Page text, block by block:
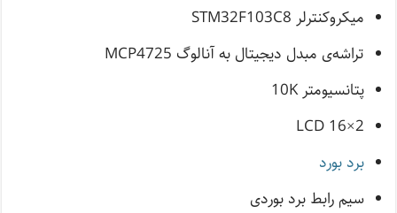
میکروکنترلر STM32F103C8
تراشه‌ی مبدل دیجیتال به آنالوگ MCP4725
پتانسیومتر 10K
LCD 16×2
برد بورد
سیم رابط برد بوردی